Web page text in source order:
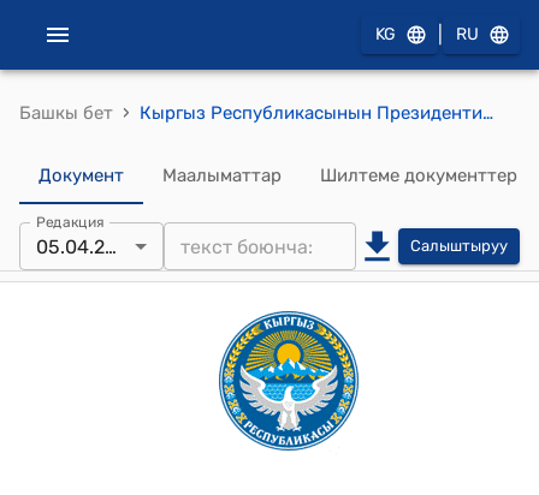
KG RU
Башкы бет › Кыргыз Республикасынын Президентинин 2025-жылдын 5-апрели ПЖ № 114 "Кыргыз Республикасынын жарандыгына кабыл алуу жөнүндө" Жарлыгы
Документ Маалыматтар Шилтеме документтер
Редакция
05.04.2025 Салыштыруу